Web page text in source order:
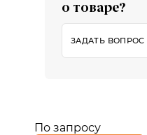
о товаре?
ЗАДАТЬ ВОПРОС
По запросу